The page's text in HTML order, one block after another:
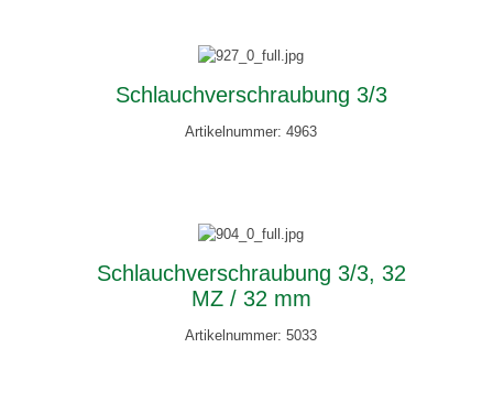
Schlauchverschraubung 3/3
Artikelnummer: 4963
Schlauchverschraubung 3/3, 32
MZ / 32 mm
Artikelnummer: 5033